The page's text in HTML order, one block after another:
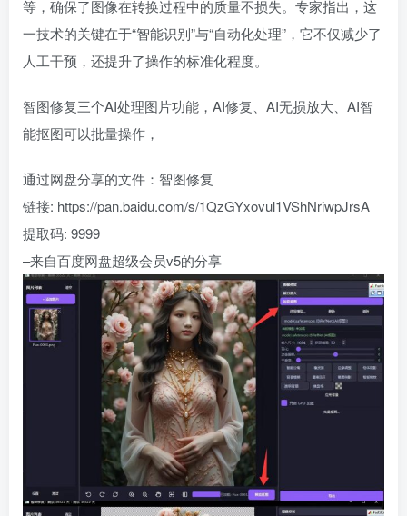
等，确保了图像在转换过程中的质量不损失。专家指出，这
一技术的关键在于“智能识别”与“自动化处理”，它不仅减少了
人工干预，还提升了操作的标准化程度。
智图修复三个AI处理图片功能，AI修复、AI无损放大、AI智
能抠图可以批量操作，
通过网盘分享的文件：智图修复
链接: https://pan.baidu.com/s/1QzGYxovul1VShNriwpJrsA
提取码: 9999
–来自百度网盘超级会员v5的分享